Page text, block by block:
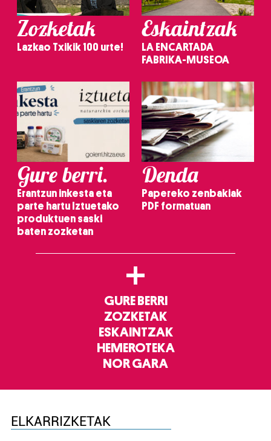
Zozketak
Lazkao Txikik 100 urte!
Eskaintzak
LA ENCARTADA
FABRIKA-MUSEOA
Gure berri.
Erantzun inkesta eta
parte hartu Iztuetako
produktuen saski
baten zozketan
Denda
Papereko zenbakiak
PDF formatuan
+
GURE BERRI
ZOZKETAK
ESKAINTZAK
HEMEROTEKA
NOR GARA
ELKARRIZKETAK